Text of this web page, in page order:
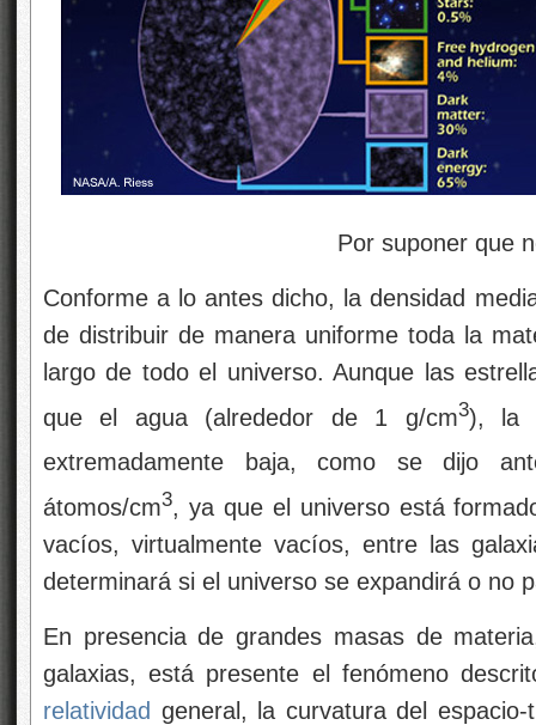
Por suponer que no
Conforme a lo antes dicho, la densidad
de distribuir de manera uniforme toda la
largo de todo el universo. Aunque las
que el agua (alrededor de 1 g/cm3), la
extremadamente baja, como se dijo
átomos/cm3, ya que el universo está
vacíos, virtualmente vacíos, entre las
determinará si el universo se expandirá o no
En presencia de grandes masas de
galaxias, está presente el fenómeno
relatividad general, la curvatura del